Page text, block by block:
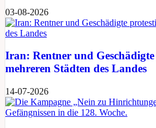
03-08-2026
Iran: Rentner und
mehreren Städten des Landes
14-07-2026